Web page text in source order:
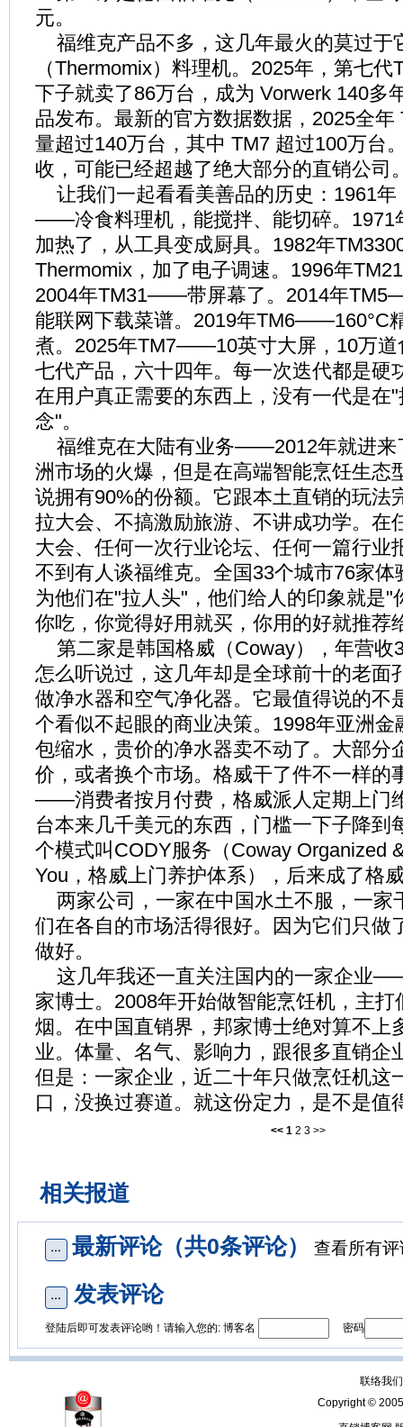
元。
福维克产品不多，这几年最火的莫过于
（Thermomix）料理机。2025年，第七
下子就卖了86万台，成为 Vorwerk 140多
品发布。最新的官方数据数据，2025全年
量超过140万台，其中 TM7 超过100万台
收，可能已经超越了绝大部分的直销公司
让我们一起看看美善品的历史：1961年
——冷食料理机，能搅拌、能切碎。
加热了，从工具变成厨具。1982年
Thermomix，加了电子调速。1996年
2004年TM31——带屏幕了。2014年
能联网下载菜谱。2019年TM6——160°C
煮。2025年TM7——10英寸大屏，10万道
七代产品，六十四年。每一次迭代都是硬
在用户真正需要的东西上，没有一代是在
念"。
福维克在大陆有业务——2012年就进来
洲市场的火爆，但是在高端智能烹饪生态
说拥有90%的份额。它跟本土直销的玩
拉大会、不搞激励旅游、不讲成功学。在
大会、任何一次行业论坛、任何一篇行业
不到有人谈福维克。全国33个城市76家体
为他们在"拉人头"，他们给人的印象就是"
你吃，你觉得好用就买，你用的好就推荐
第二家是韩国格威（Coway），年营收
怎么听说过，这几年却是全球前十的老面
做净水器和空气净化器。它最值得说的不
个看似不起眼的商业决策。1998年亚洲金
包缩水，贵价的净水器卖不动了。大部分
价，或者换个市场。格威干了件不一样的
——消费者按月付费，格威派人定期上门
台本来几千美元的东西，门槛一下子降到
个模式叫CODY服务（Coway Organized
You，格威上门养护体系），后来成了格
两家公司，一家在中国水土不服，一家
们在各自的市场活得很好。因为它们只做
做好。
这几年我还一直关注国内的一家企业
家博士。2008年开始做智能烹饪机，主打
烟。在中国直销界，邦家博士绝对算不上
业。体量、名气、影响力，跟很多直销企
但是：一家企业，近二十年只做烹饪机这
口，没换过赛道。就这份定力，是不是值
<< 1 2 3 >>
相关报道
最新评论（共0条评论） 查看所有
发表评论
登陆后即可发表评论哟！请输入您的: 博客名 密码
联络我
Copyright ©